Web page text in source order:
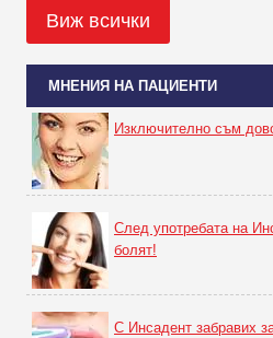
Виж всички
МНЕНИЯ НА ПАЦИЕНТИ
Изключително съм
След употребата на
болят!
С Инсадент забравих